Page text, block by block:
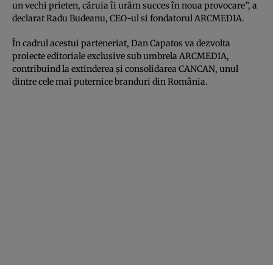
un vechi prieten, căruia îi urăm succes în noua provocare”, a
declarat Radu Budeanu, CEO-ul si fondatorul ARCMEDIA.
În cadrul acestui parteneriat, Dan Capatos va dezvolta
proiecte editoriale exclusive sub umbrela ARCMEDIA,
contribuind la extinderea și consolidarea CANCAN, unul
dintre cele mai puternice branduri din România.